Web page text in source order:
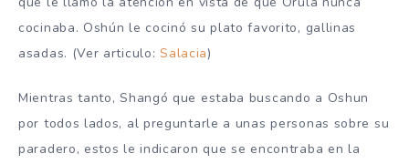
cocinaba. Oshún le cocinó su plato favorito, gallinas
asadas. (Ver articulo:Salacia)
Mientras tanto, Shangó que estaba buscando a Oshun
por todos lados, al preguntarle a unas personas sobre su
paradero, estos le indicaron que se encontraba en la